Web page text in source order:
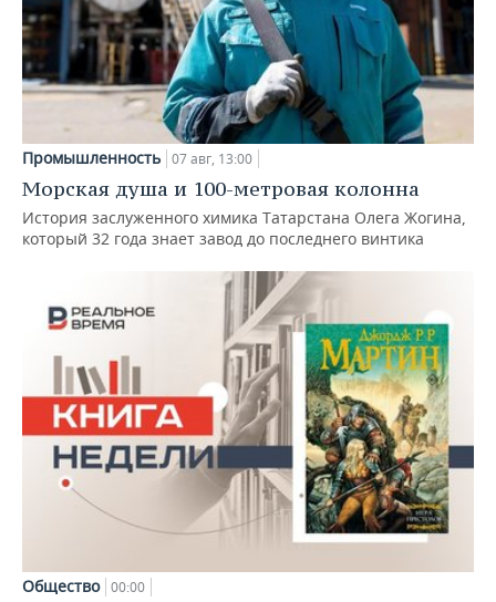
Промышленность 07 авг, 13:00
Морская душа и 100-метровая колонна
История заслуженного химика Татарстана Олега Жогина,
который 32 года знает завод до последнего винтика
Общество 00:00